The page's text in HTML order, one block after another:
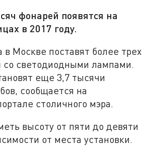
фонарей появятся на
в 2017 году.
в Москве поставят более трех
со светодиодными лампами.
еще 3,7 тысячи
сообщается на
столичного мэра.
высоту от пяти до девяти
от места установки.